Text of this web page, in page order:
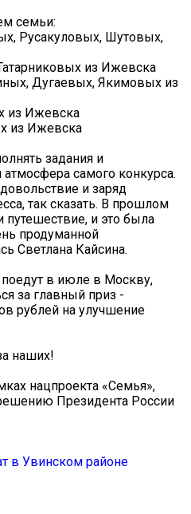
семьи:
Русакуловых, Шутовых,
из Ижевска
Дугаевых, Якимовых из
из Ижевска
из Ижевска
задания и
самого конкурса.
и заряд
так сказать. В прошлом
и это была
продуманной
Светлана Кайсина.
в июле в Москву,
за главный приз -
рублей на улучшение
наших!
нацпроекта «Семья»,
Президента России
в Увинском районе